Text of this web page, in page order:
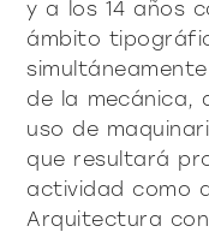
y a los 14 años
ámbito
de la mecánica,
uso de
que resultará
actividad como
Arquitectura